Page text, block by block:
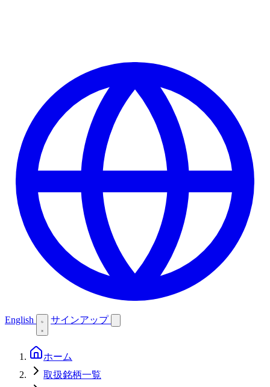
English サインアップ
ホーム
取扱銘柄一覧